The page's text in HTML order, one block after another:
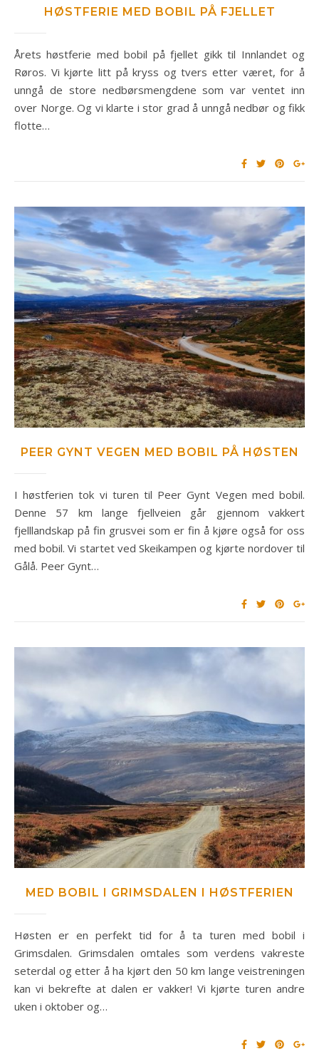
HØSTFERIE MED BOBIL PÅ FJELLET
Årets høstferie med bobil på fjellet gikk til Innlandet og
Røros. Vi kjørte litt på kryss og tvers etter været, for å
unngå de store nedbørsmengdene som var ventet inn
over Norge. Og vi klarte i stor grad å unngå nedbør og fikk
flotte…
PEER GYNT VEGEN MED BOBIL PÅ HØSTEN
I høstferien tok vi turen til Peer Gynt Vegen med bobil.
Denne 57 km lange fjellveien går gjennom vakkert
fjelllandskap på fin grusvei som er fin å kjøre også for oss
med bobil. Vi startet ved Skeikampen og kjørte nordover til
Gålå. Peer Gynt…
MED BOBIL I GRIMSDALEN I HØSTFERIEN
Høsten er en perfekt tid for å ta turen med bobil i
Grimsdalen. Grimsdalen omtales som verdens vakreste
seterdal og etter å ha kjørt den 50 km lange veistreningen
kan vi bekrefte at dalen er vakker! Vi kjørte turen andre
uken i oktober og…